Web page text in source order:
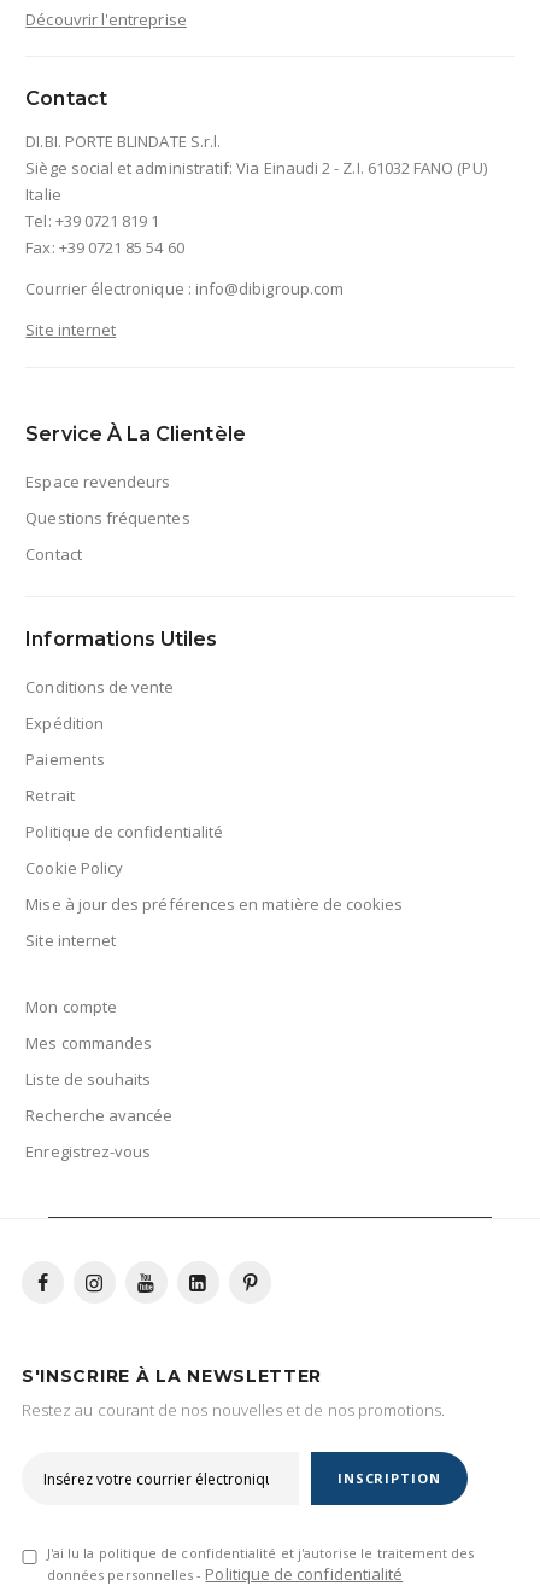
Découvrir l'entreprise
Contact
DI.BI. PORTE BLINDATE S.r.l.
Siège social et administratif: Via Einaudi 2 - Z.I. 61032 FANO (PU)
Italie
Tel: +39 0721 819 1
Fax: +39 0721 85 54 60
Courrier électronique : info@dibigroup.com
Site internet
Service À La Clientèle
Espace revendeurs
Questions fréquentes
Contact
Informations Utiles
Conditions de vente
Expédition
Paiements
Retrait
Politique de confidentialité
Cookie Policy
Mise à jour des préférences en matière de cookies
Site internet
Mon compte
Mes commandes
Liste de souhaits
Recherche avancée
Enregistrez-vous
S'INSCRIRE À LA NEWSLETTER
Restez au courant de nos nouvelles et de nos promotions.
J'ai lu la politique de confidentialité et j'autorise le traitement des
données personnelles - Politique de confidentialité
INSCRIPTION